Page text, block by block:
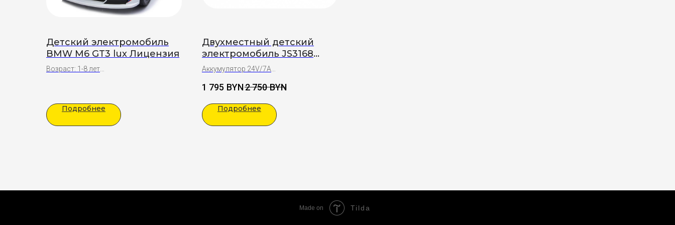
Детский электромобиль
BMW M6 GT3 lux Лицензия
Возраст: 1-8 лет
Подробнее
Двухместный детский
электромобиль JS3168
(черный)
Аккумулятор 24V/7А
Возраст: 1-10 лет
Полная сборка
Праздничный бант на капот
1 795 BYN2 750 BYN
Подробнее
Made on Tilda